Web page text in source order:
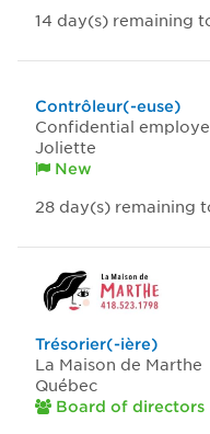
14 day(s) remaining
Contrôleur(-euse)
Confidential
Joliette
New
28 day(s) remaining
Trésorier(-ière)
La Maison de Marthe
Québec
Board of directors